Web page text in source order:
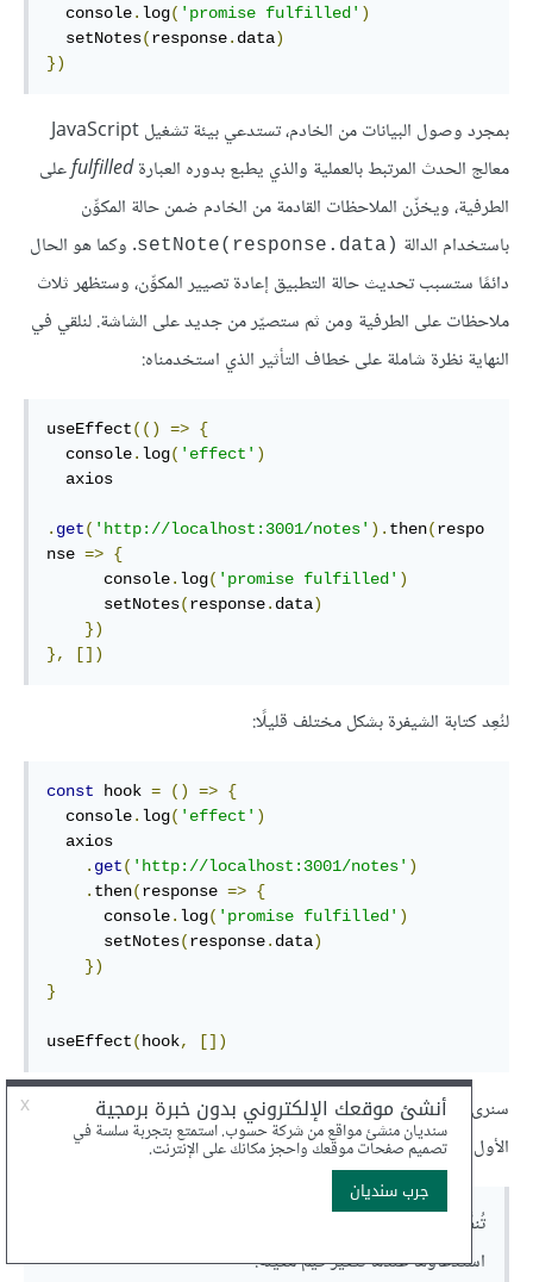
  console
. log( 'promise fulfilled' )
  setNotes
(response. data)
})
بمجرد وصول البيانات من الخادم، تستدعي بيئة تشغيل JavaScript
معالج الحدث المرتبط بالعملية والذي يطبع بدوره العبارةfulfilledعلى
الطرفية، ويخزّن الملاحظات القادمة من الخادم ضمن حالة المكوِّن
باستخدام الدالة (setNote(response.data
. وكما هو الحال
دائمًا ستسبب تحديث حالة التطبيق إعادة تصيير المكوِّن، وستظهر ثلاث
ملاحظات على الطرفية ومن ثم ستصيّر من جديد على الشاشة. لنلقي في
النهاية نظرة شاملة على خطاف التأثير الذي استخدمناه:
useEffect(() => {
  console
. log( 'effect' )
. get( 'http://localhost:3001/notes' ). then(respo
nse => {
      console
. log( 'promise fulfilled' )
      setNotes
(response. data)
})
},
[])
لنُعِد كتابة الشيفرة بشكل مختلف قليلًا:
const hook = () => {
  console
. log( 'effect' )
. get( 'http://localhost:3001/notes' )
. then(response => {
      console
. log( 'promise fulfilled' )
      setNotes
(response. data)
})
}
useEffect(hook, [])
سنرى الآن بوضوح أن الدالةuseEffect تأخذ في الواقع مُعاملين اثنين.
الأول هو الدالةeffectوتمثل التأثير ذاته وفقًا للتوثيق:
استدعاؤها عندما تتغير قيم معينة.